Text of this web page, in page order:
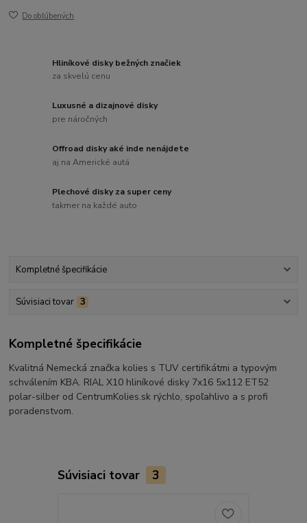
Do obľúbených
Hliníkové disky bežných značiek
za skvelú cenu
Luxusné a dizajnové disky
pre náročných
Offroad disky aké inde nenájdete
aj na Americké autá
Plechové disky za super ceny
takmer na každé auto
Kompletné špecifikácie
Súvisiaci tovar 3
Kompletné špecifikácie
Kvalitná Nemecká značka kolies s TUV certifikátmi a typovým
schválením KBA. RIAL X10 hliníkové disky 7x16 5x112 ET52
polar-silber od CentrumKolies.sk rýchlo, spoľahlivo a s profi
poradenstvom.
Súvisiaci tovar 3